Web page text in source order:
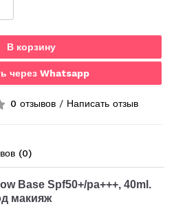
В корзину
через Whatsapp
0 отзывов/ Написать отзыв
(0)
Base Spf50+/pa+++, 40ml.
макияж